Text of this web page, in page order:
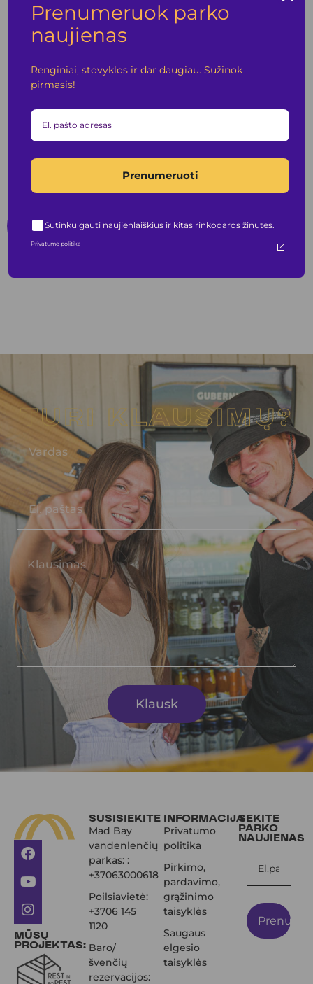
TURI KLAUSIMŲ?
Klausk
MŪSŲ
PROJEKTAS:
SUSISIEKITE
Mad Bay
vandenlenčių
parkas: :
+37063000618
Poilsiavietė:
+3706 145
1120
Baro/
švenčių
rezervacijos:
INFORMACIJA
Privatumo
politika
Pirkimo,
pardavimo,
grąžinimo
taisyklės
Saugaus
elgesio
taisyklės
SEKITE
PARKO
NAUJIENAS
Prenumeruok parko
naujienas
Renginiai, stovyklos ir dar daugiau. Sužinok
pirmasis!
Prenumeruoti
Sutinku gauti naujienlaiškius ir kitas rinkodaros žinutes.
Privatumo politika